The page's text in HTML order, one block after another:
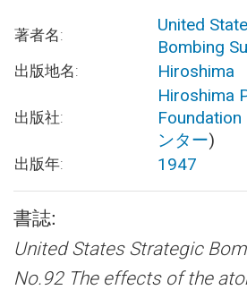
著者名:
United
Bombing
出版地名: Hiroshima
出版社:
Hiroshima
Foundation
ンター)
出版年: 1947
書誌:
United States Strategic
No.92 The effects of the